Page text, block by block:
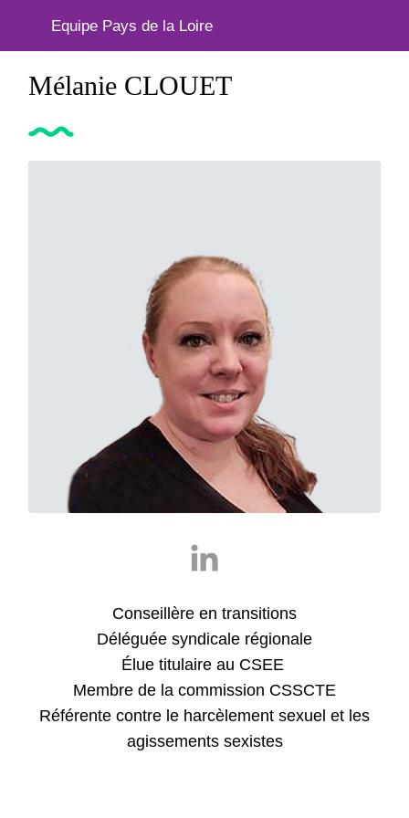
Equipe Pays de la Loire
Mélanie CLOUET
Conseillère en transitions
Déléguée syndicale régionale
Élue titulaire au CSEE
Membre de la commission CSSCTE
Référente contre le harcèlement sexuel et les
agissements sexistes